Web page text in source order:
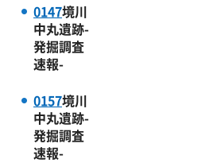
0147境川
中丸遺跡-
発掘調査
速報-
0157境川
中丸遺跡-
発掘調査
速報-